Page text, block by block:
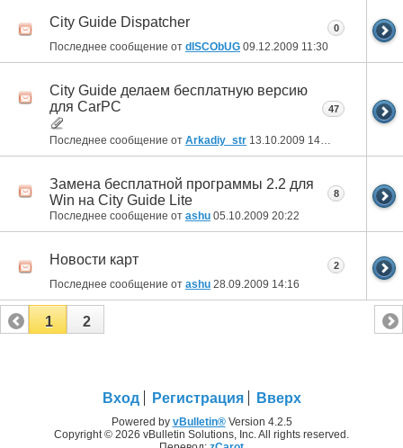
City Guide Dispatcher
Последнее сообщение от dISCObUG 09.12.2009 11:30
0
City Guide делаем бесплатную версию
для CarPC
Последнее сообщение от Arkadiy_str 13.10.2009 14:56
47
Замена бесплатной программы 2.2 для
Win на City Guide Lite
Последнее сообщение от ashu 05.10.2009 20:22
8
Новости карт
Последнее сообщение от ashu 28.09.2009 14:16
2
1 2
Вход Регистрация Вверх
Powered by vBulletin®Version 4.2.5
Copyright © 2026 vBulletin Solutions, Inc. All rights reserved.